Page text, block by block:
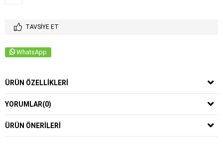
TAVSIYE ET
WhatsApp
ÜRÜN ÖZELLIKLERI
YORUMLAR(0)
ÜRÜN ÖNERILERI